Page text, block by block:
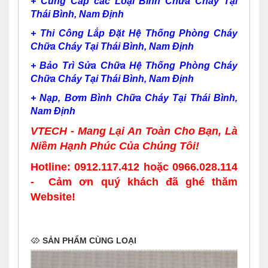
Thái Bình, Nam Định
+ Thi Công Lắp Đặt Hệ Thống Phòng Cháy
Chữa Cháy Tại Thái Bình, Nam Định
+Bảo Trì Sửa Chữa Hệ Thống Phòng Cháy
Chữa Cháy Tại Thái Bình, Nam Định
+Nạp, Bơm Bình Chữa Cháy Tại Thái Bình,
Nam Định
VTECH - Mang Lại An Toàn Cho Bạn, Là
Niềm Hạnh Phúc Của Chúng Tôi!
Hotline:0912.117.412 hoặc0966.028.114
- Cảm ơn quý khách đã ghé thăm
Website!
SẢN PHẨM CÙNG LOẠI